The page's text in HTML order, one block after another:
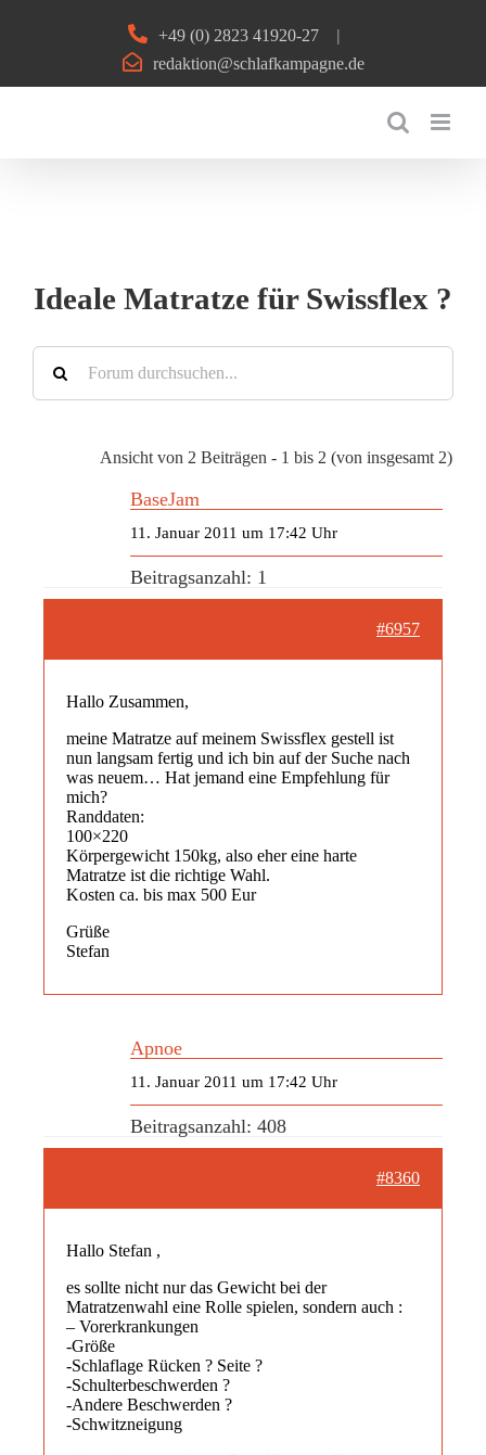
+49 (0) 2823 41920-27
|
redaktion@schlafkampagne.de
Ideale Matratze für Swissflex ?
Ansicht von 2 Beiträgen - 1 bis 2 (von insgesamt 2)
BaseJam
11. Januar 2011 um 17:42 Uhr
Beitragsanzahl: 1
#6957
Hallo Zusammen,
meine Matratze auf meinem Swissflex gestell ist
nun langsam fertig und ich bin auf der Suche nach
was neuem… Hat jemand eine Empfehlung für
mich?
Randdaten:
100×220
Körpergewicht 150kg, also eher eine harte
Matratze ist die richtige Wahl.
Kosten ca. bis max 500 Eur
Grüße
Stefan
Apnoe
11. Januar 2011 um 17:42 Uhr
Beitragsanzahl: 408
#8360
Hallo Stefan ,
es sollte nicht nur das Gewicht bei der
Matratzenwahl eine Rolle spielen, sondern auch :
– Vorerkrankungen
-Größe
-Schlaflage Rücken ? Seite ?
-Schulterbeschwerden ?
-Andere Beschwerden ?
-Schwitzneigung